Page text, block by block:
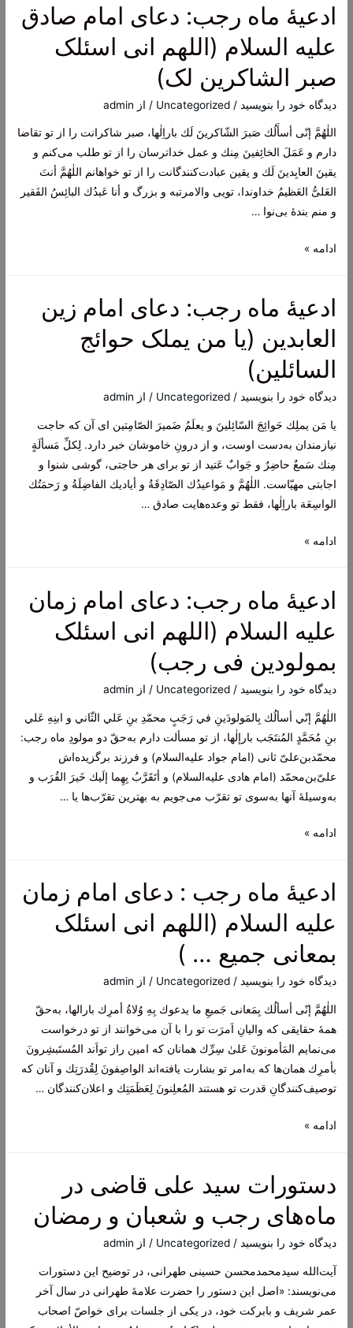
دعای
امام
صادق
ادعیۀ ماه رجب: دعای امام صادق
علیه السلام (اللهم انی اسئلک
صبر الشاکرین لک)
دیدگاه‌ خود را بنویسید /
Uncategorized / از admin
اللٰهُمَّ إنّى أسأَلُك صَبرَ الشّاكرينَ لَك باراِلٰها، صبر شاکرانت را از تو تقاضا
دارم و عَمَلَ الخائِفينَ مِنك و عمل خداترسان را از تو طلب می‌کنم و
يقينَ العابِدينَ لَك و یقین عبادت‌کنندگانت را از تو خواهانم اللٰهُمَّ أنتَ
العَلىُّ العَظيمُ خداوندا، تویی والامرتبه و بزرگ و أنا عَبدُك البائِسُ الفَقير
و منم بندۀ بی‌نوا …
ادعیۀ
دعای
امام
صادق
علیه
(اللهم
انی
اسئلک
صبر
الشاکرین
لک)
ادامه »
ادعیۀ ماه رجب: دعای امام زین
العابدین (یا من یملک حوائج
السائلین)
دیدگاه‌ خود را بنویسید /
Uncategorized / از admin
يا مَن يملِك حَوائِجَ السّائِلينَ و يعلَمُ ضَميرَ الصّامِتين ای آن که حاجت
نیازمندان به‌دست اوست، و از درونِ خاموشان خبر دارد. لِكلِّ مَسألَةٍ
مِنك سَمعٌ حاضِرٌ و جَوابٌ عَتيد از تو برای هر حاجتی، گوشی شنوا و
اجابتی مهیّاست. اللٰهُمَّ و مَواعيدُك الصّادِقَةُ و أياديك الفاضِلَةُ و رَحمَتُك
الواسِعَة باراِلٰها، فقط تو وعده‌هایت صادق‌ …
ادعیۀ
دعای
امام
زین
من
یملک
حوائج
السائلین)
ادامه »
ادعیۀ ماه رجب: دعای امام زمان
علیه السلام (اللهم انی اسئلک
بمولودین فی رجب)
دیدگاه‌ خود را بنویسید /
Uncategorized / از admin
اللٰهُمَّ إنّي أسألُك بِالمَولودَينِ في رَجَبٍ محمّدِ بنِ عَلي الثّاني و ابنِهِ عَلي
بنِ مُحَمَّدٍ المُنتَجَب بارإلٰها، از تو مسألت دارم به‌حقّ دو مولودِ ماه رجب:
محمّد‌بن‌علیّ ثانی (امام جواد علیه‌السلام) و فرزند برگزیده‌اش
علیّ‌بن‌محمّد (امام هادی علیه‌السلام) و أتَقَرَّبُ بِهِما إلَيك خَيرَ القُرَب و
به‌وسیلۀ آنها به‌سوی تو تقرّب می‌جویم به بهترین تقرّب‌ها يا …
ادعیۀ
دعای
امام
زمان
(اللهم
انی
اسئلک
بمولودین
فی
رجب)
ادامه »
ادعیۀ ماه رجب : دعای امام زمان
علیه السلام (اللهم انی اسئلک
بمعانی جمیع … )
دیدگاه‌ خود را بنویسید /
Uncategorized / از admin
اللٰهُمَّ إنّى أسألُك بِمَعانى جَميعِ ما يدعوك بِهِ وُلاةُ أمرِك بارالها، به‌حقّ
همۀ حقایقی که والیانِ اَمرَت تو را با آن می‌خوانند از تو درخواست
می‌‌نمایم المَأمونونَ عَلىٰ سِرِّك همانان که امین راز تواَند المُستَبشِرونَ
بأمرِك همان‌ها که به‌امر تو بشارت‌ یافته‌اند الواصِفونَ لِقُدرَتِك و آنان که
توصیف‌کنندگانِ قدرت تو هستند المُعلِنونَ لِعَظَمَتِك و اعلان‌کنندگان …
ادعیۀ
:
دعای
امام
زمان
علیه
(اللهم
ادامه »
دستورات سید علی قاضی در
ماه‌های رجب و شعبان و رمضان
دیدگاه‌ خود را بنویسید /
Uncategorized / از admin
آیت‌الله سیدمحمدمحسن حسینی طهرانی، در توضیح این دستورات
می‌نویسند: «اصل این دستور را حضرت علامۀ طهرانی در سال آخر
عمر شریف و بابرکت خود، در یکی از جلسات برای خواصّ اصحاب